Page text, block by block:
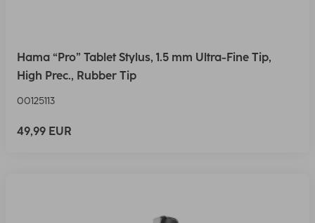
Hama “Pro” Tablet Stylus, 1.5 mm Ultra-Fine Tip,
High Prec., Rubber Tip
00125113
49,99 EUR